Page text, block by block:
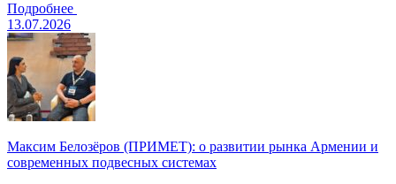
Подробнее
13.07.2026
Максим Белозёров (ПРИМЕТ): о развитии рынка Армении и
современных подвесных системах